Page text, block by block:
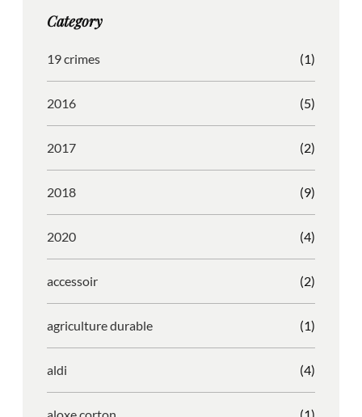
r
m
o
Category
19 crimes (1)
2016 (5)
2017 (2)
2018 (9)
2020 (4)
accessoir (2)
agriculture durable (1)
aldi (4)